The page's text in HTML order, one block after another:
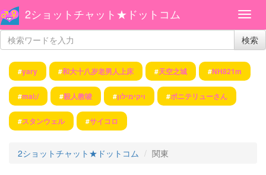
2ショットチャット★ドットコム
検索
#yary #和大十八岁老男人上床 #天空之城 #NH821m
#mai;/ #殺人教唆 #ויקימילון #ポニテリューさん
#スタンウェル #サイコロ
2ショットチャット★ドットコム 関東